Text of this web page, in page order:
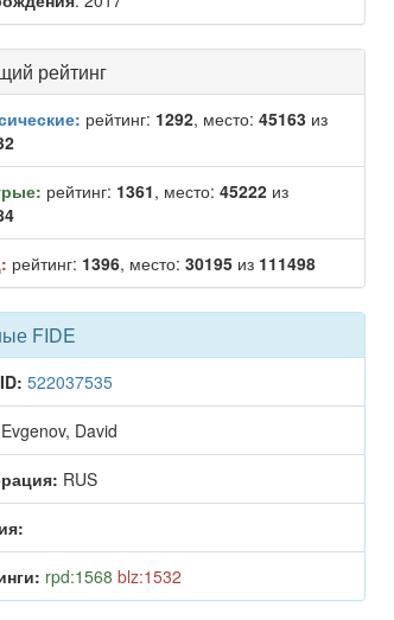
рейтинг
рейтинг: 1292, место: 45163 из
рейтинг: 1361, место: 45222 из
рейтинг: 1396, место: 30195 из 111498
FIDE
522037535
Evgenov, David
RUS
rpd:1568 blz:1532